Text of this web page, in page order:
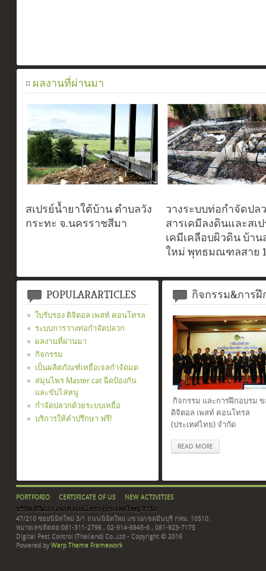
:: ผลงานที่ผ่านมา
สเปรย์น้ำยาใต้บ้าน ตำบลวัง
กระทะ จ.นครราชสีมา
วางระบบท่อกำจัดปล
สารเคมีลงดินและสเ
เคมีเคลือบผิวดิน บ้าน
ใหม่ พุทธมณฑลสาย
POPULARARTICLES
ใบรับรอง ดิจิตอล เพสท์ คอนโทรล
ระบบการวางท่อกำจัดปลวก
ผลงานที่ผ่านมา
กิจกรรม
เป็นผลิตภัณฑ์เหยื่อเจลกำจัดมด
สมุนไพร Master cat ฉีดป้องกัน
และขับไล่หนู
กำจัดปลวกด้วยระบบเหยื่อ
บริการให้คำปรึกษา ฟรี!
กิจกรรม&การ
กิจกรรม และการฝึกอบรม
ดิจิตอล เพสท์ คอนโทรล
(ประเทศไทย) จำกัด
READ MORE
PORTFORIO CERTIFICATE OF US
NEW ACTIVITIES
บริษัท ดิจิตอล เพสท์ คอนโทรล (ประเทศไทย) จำกัด
47/210 ซอยนิมิตใหม่ 3/1 ถนนนิมิตใหม่ แขวง/เขตมีนบุรี กทม. 10510.
หมายเลขติดต่อ:081-311-2796 , 02-914-6945-6 , 081-923-7175
Digital Pest Control (Thailand) Co.,Ltd - Copyright © 2016
Powered by Warp Theme Framework